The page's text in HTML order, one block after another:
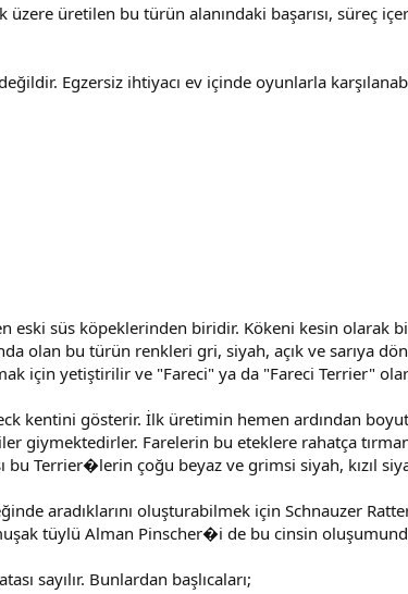
üretilen bu türün alanındaki başarısı, süreç
Egzersiz ihtiyacı ev içinde oyunlarla
süs köpeklerinden biridir. Kökeni kesin olarak
olan bu türün renkleri gri, siyah, açık ve sarıya
için yetiştirilir ve "Fareci" ya da "Fareci Terrier"
kentini gösterir. İlk üretimin hemen ardından
giymektedirler. Farelerin bu eteklere rahatça
bu Terrier�lerin çoğu beyaz ve grimsi siyah, kızıl
aradıklarını oluşturabilmek için Schnauzer
tüylü Alman Pinscher�i de bu cinsin
sayılır. Bunlardan başlıcaları;